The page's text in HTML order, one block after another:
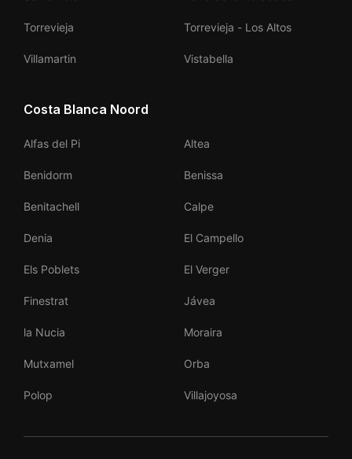
Torrevieja Torrevieja - Los Altos
Villamartin Vistabella
Costa Blanca Noord
Alfas del Pi Altea
Benidorm Benissa
Benitachell Calpe
Denia El Campello
Els Poblets El Verger
Finestrat Jávea
la Nucia Moraira
Mutxamel Orba
Polop Villajoyosa